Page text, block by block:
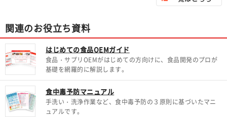
関連のお役立ち資料
はじめての食品OEMガイド
食品・サプリOEMがはじめての方向けに、食品開発のプロが
基礎を網羅的に解説します。
食中毒予防マニュアル
手洗い・洗浄作業など、食中毒予防の３原則に基づいたマニ
ュアルです。